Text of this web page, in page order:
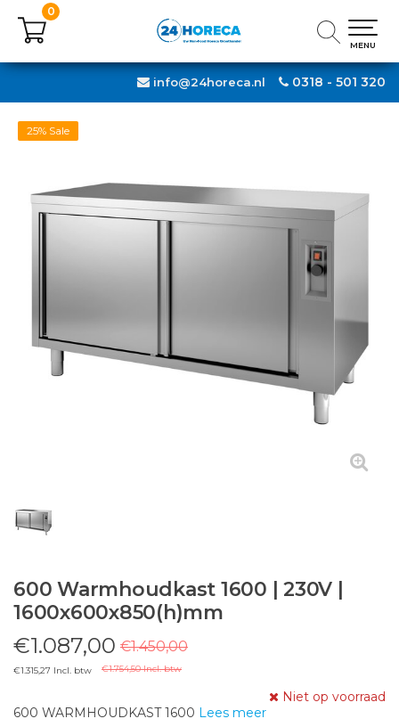
0318 - 501 320
info@24horeca.nl
0
MENU
0
MENU
25% Sale
600 Warmhoudkast 1600 | 230V |
1600x600x850(h)mm
€1.087,00 €1.450,00
€1.315,27 Incl. btw €1.754,50 Incl. btw
Niet op voorraad
600 WARMHOUDKAST 1600 Lees meer